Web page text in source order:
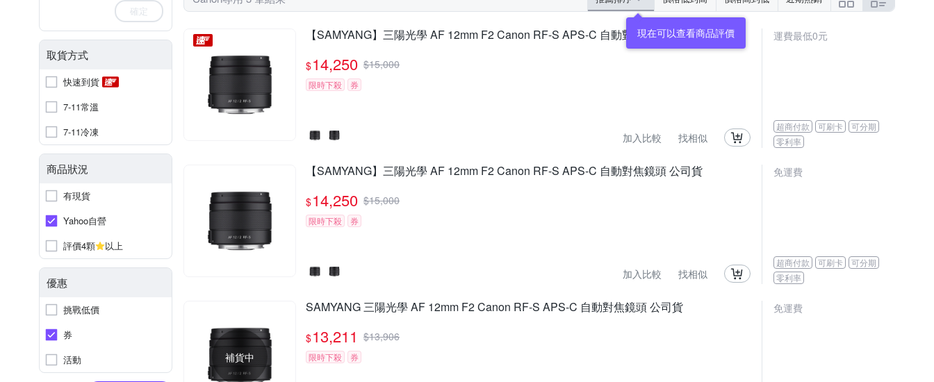
確定
取貨方式
快速到貨
7-11常溫
7-11冷凍
商品狀況
有現貨
Yahoo自營
評價4顆
以上
優惠
挑戰低價
券
活動
現在可以查看商品評價
【SAMYANG】三陽光學 AF 12mm F2 Canon RF-S APS-C 自動對焦鏡頭 公司貨
$14,250 $15,000
限時下殺 券
加入比較 找相似
運費最低0元
超商付款 可刷卡
可分期
零利率
【SAMYANG】三陽光學 AF 12mm F2 Canon RF-S APS-C 自動對焦鏡頭 公司貨
$14,250 $15,000
限時下殺 券
加入比較 找相似
免運費
超商付款 可刷卡
可分期
零利率
補貨中
SAMYANG 三陽光學 AF 12mm F2 Canon RF-S APS-C 自動對焦鏡頭 公司貨
$13,211 $13,906
限時下殺 券
免運費